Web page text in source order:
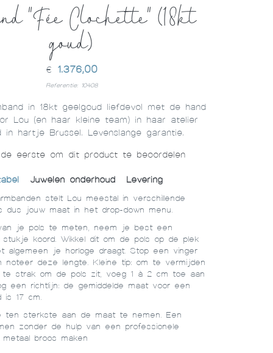
"Fée Clochette" (18kt
goud)
€ 1.376,00
Referentie: 10408
in 18kt geelgoud liefdevol met de hand
Lou (en haar kleine team) in haar atelier
in hartje Brussel. Levenslange garantie.
eerste om dit product te beoordelen
Juwelen onderhoud Levering
stelt Lou meestal in verschillende
dus jouw maat in het drop-down menu.
je pols te meten, neem je best een
koord. Wikkel dit om de pols op de plek
algemeen je horloge draagt. Stop een vinger
noteer deze lengte. Kleine tip: om te vermijden
te strak om de pols zit, voeg 1 à 2 cm toe aan
een richtlijn: de gemiddelde maat voor een
is 17 cm.
ten sterkste aan de maat te nemen. Een
zonder de hulp van een professionele
broos maken